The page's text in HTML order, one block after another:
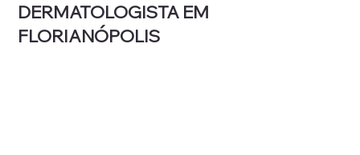
DERMATOLOGISTA EM
FLORIANÓPOLIS